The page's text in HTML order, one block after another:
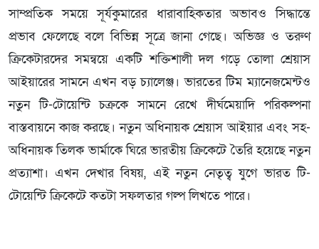
সাম্প্রতিক সময়ে সূর্যকুমারের ধারাবাহিকতার অভাবও সিদ্ধান্তে
প্রভাব ফেলেছে বলে বিভিন্ন সূত্রে জানা গেছে। অভিজ্ঞ ও তরুণ
ক্রিকেটারদের সমন্বয়ে একটি শক্তিশালী দল গড়ে তোলা শ্রেয়াস
আইয়ারের সামনে এখন বড় চ্যালেঞ্জ। ভারতের টিম ম্যানেজমেন্টও
নতুন টি-টোয়েন্টি চক্রকে সামনে রেখে দীর্ঘমেয়াদি পরিকল্পনা
বাস্তবায়নে কাজ করছে। নতুন অধিনায়ক শ্রেয়াস আইয়ার এবং সহ-
অধিনায়ক তিলক ভার্মাকে ঘিরে ভারতীয় ক্রিকেটে তৈরি হয়েছে নতুন
প্রত্যাশা। এখন দেখার বিষয়, এই নতুন নেতৃত্ব যুগে ভারত টি-
টোয়েন্টি ক্রিকেটে কতটা সফলতার গল্প লিখতে পারে।